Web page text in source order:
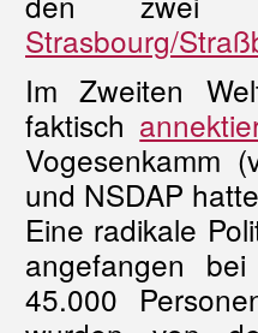
Strasbourg/
Im Zweiten
faktisch
Vogesenkamm
und NSDAP
Eine radikale
angefangen
45.000